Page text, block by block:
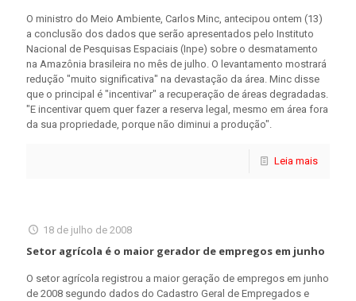
O ministro do Meio Ambiente, Carlos Minc, antecipou ontem (13)
a conclusão dos dados que serão apresentados pelo Instituto
Nacional de Pesquisas Espaciais (Inpe) sobre o desmatamento
na Amazônia brasileira no mês de julho. O levantamento mostrará
redução "muito significativa" na devastação da área. Minc disse
que o principal é "incentivar" a recuperação de áreas degradadas.
"E incentivar quem quer fazer a reserva legal, mesmo em área fora
da sua propriedade, porque não diminui a produção".
Leia mais
18 de julho de 2008
Setor agrícola é o maior gerador de empregos em junho
O setor agrícola registrou a maior geração de empregos em junho
de 2008 segundo dados do Cadastro Geral de Empregados e